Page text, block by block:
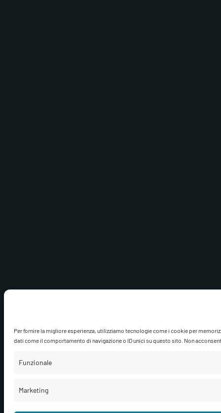
Per fornire la migliore esperienza, utilizziamo tecnologie come i cookie per
dati come il comportamento di navigazione o ID unici su questo sito. Non
Funzionale
Marketing